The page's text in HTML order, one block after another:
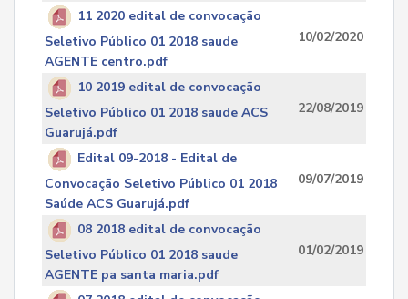
11 2020 edital de convocação
Seletivo Público 01 2018 saude
AGENTE centro.pdf
10/02/2020
10 2019 edital de convocação
Seletivo Público 01 2018 saude ACS
Guarujá.pdf
22/08/2019
Edital 09-2018 - Edital de
Convocação Seletivo Público 01 2018
Saúde ACS Guarujá.pdf
09/07/2019
08 2018 edital de convocação
Seletivo Público 01 2018 saude
AGENTE pa santa maria.pdf
01/02/2019